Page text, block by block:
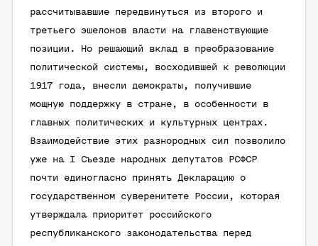
рассчитывавшие передвинуться из второго и
третьего эшелонов власти на главенствующие
позиции. Но решающий вклад в преобразование
политической системы, восходившей к революции
1917 года, внесли демократы, получившие
мощную поддержку в стране, в особенности в
главных политических и культурных центрах.
Взаимодействие этих разнородных сил позволило
уже на I Съезде народных депутатов РСФСР
почти единогласно принять Декларацию о
государственном суверенитете России, которая
утверждала приоритет российского
республиканского законодательства перед